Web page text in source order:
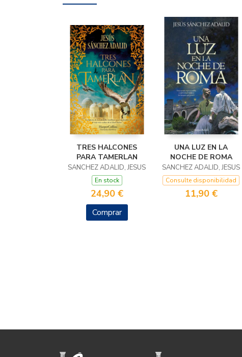
TRES HALCONES
PARA TAMERLAN
SANCHEZ ADALID, JESUS
En stock
24,90 €
Comprar
UNA LUZ EN LA
NOCHE DE ROMA
SANCHEZ ADALID, JESUS
Consulte disponibilidad
11,90 €